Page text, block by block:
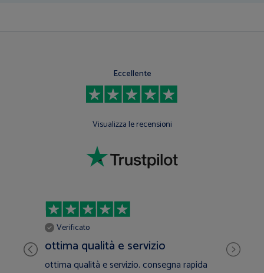
Eccellente
Visualizza le recensioni
Verificato
ottima qualità e servizio
ottima qualità e servizio. consegna rapida